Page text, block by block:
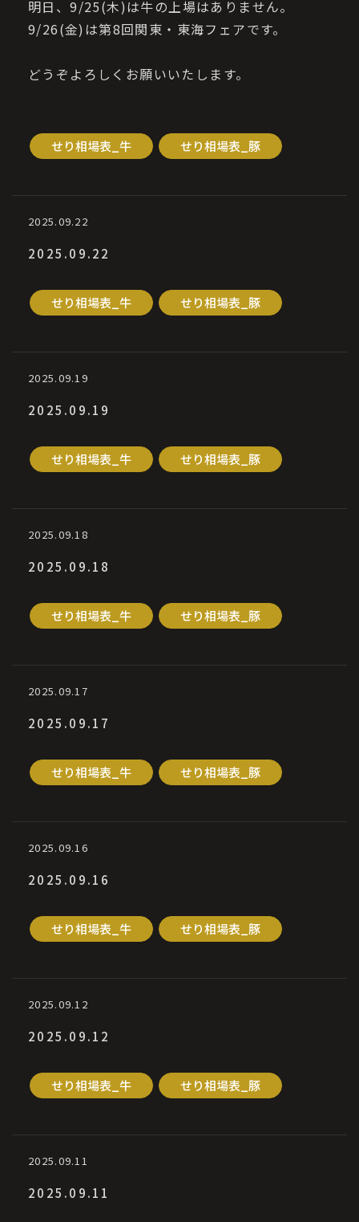
明日、9/25(木)は牛の上場はありません。
9/26(金)は第8回関東・東海フェアです。
どうぞよろしくお願いいたします。
せり相場表_牛 せり相場表_豚
2025.09.22
2025.09.22
せり相場表_牛 せり相場表_豚
2025.09.19
2025.09.19
せり相場表_牛 せり相場表_豚
2025.09.18
2025.09.18
せり相場表_牛 せり相場表_豚
2025.09.17
2025.09.17
せり相場表_牛 せり相場表_豚
2025.09.16
2025.09.16
せり相場表_牛 せり相場表_豚
2025.09.12
2025.09.12
せり相場表_牛 せり相場表_豚
2025.09.11
2025.09.11